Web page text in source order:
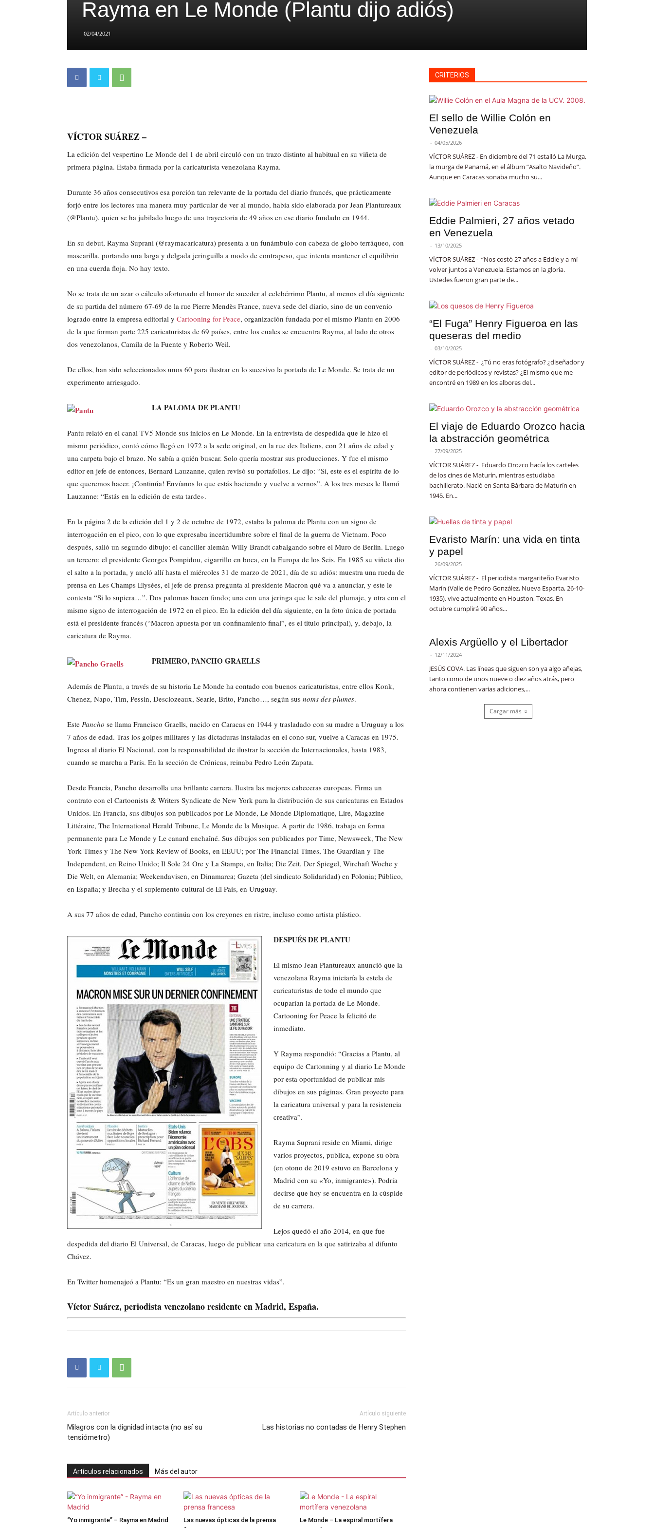
Rayma en Le Monde (Plantu dijo adiós)
02/04/2021
VÍCTOR SUÁREZ –
La edición del vespertino Le Monde del 1 de abril circuló con un trazo distinto al habitual en su viñeta de
primera página. Estaba firmada por la caricaturista venezolana Rayma.
Durante 36 años consecutivos esa porción tan relevante de la portada del diario francés, que prácticamente
forjó entre los lectores una manera muy particular de ver al mundo, había sido elaborada por Jean Plantureaux
(@Plantu), quien se ha jubilado luego de una trayectoria de 49 años en ese diario fundado en 1944.
En su debut, Rayma Suprani (@raymacaricatura) presenta a un funámbulo con cabeza de globo terráqueo, con
mascarilla, portando una larga y delgada jeringuilla a modo de contrapeso, que intenta mantener el equilibrio
en una cuerda floja. No hay texto.
No se trata de un azar o cálculo afortunado el honor de suceder al celebérrimo Plantu, al menos el día siguiente
de su partida del número 67-69 de la rue Pierre Mendès France, nueva sede del diario, sino de un convenio
logrado entre la empresa editorial y Cartooning for Peace, organización fundada por el mismo Plantu en 2006
de la que forman parte 225 caricaturistas de 69 países, entre los cuales se encuentra Rayma, al lado de otros
dos venezolanos, Camila de la Fuente y Roberto Weil.
De ellos, han sido seleccionados unos 60 para ilustrar en lo sucesivo la portada de Le Monde. Se trata de un
experimento arriesgado.
LA PALOMA DE PLANTU
Pantu relató en el canal TV5 Monde sus inicios en Le Monde. En la entrevista de despedida que le hizo el
mismo periódico, contó cómo llegó en 1972 a la sede original, en la rue des Italiens, con 21 años de edad y
una carpeta bajo el brazo. No sabía a quién buscar. Solo quería mostrar sus producciones. Y fue el mismo
editor en jefe de entonces, Bernard Lauzanne, quien revisó su portafolios. Le dijo: “Sí, este es el espíritu de lo
que queremos hacer. ¡Continúa! Envíanos lo que estás haciendo y vuelve a vernos”. A los tres meses le llamó
Lauzanne: “Estás en la edición de esta tarde».
En la página 2 de la edición del 1 y 2 de octubre de 1972, estaba la paloma de Plantu con un signo de
interrogación en el pico, con lo que expresaba incertidumbre sobre el final de la guerra de Vietnam. Poco
después, salió un segundo dibujo: el canciller alemán Willy Brandt cabalgando sobre el Muro de Berlín. Luego
un tercero: el presidente Georges Pompidou, cigarrillo en boca, en la Europa de los Seis. En 1985 su viñeta dio
el salto a la portada, y ancló allí hasta el miércoles 31 de marzo de 2021, día de su adiós: muestra una rueda de
prensa en Les Champs Elysées, el jefe de prensa pregunta al presidente Macron qué va a anunciar, y este le
contesta “Si lo supiera…”. Dos palomas hacen fondo; una con una jeringa que le sale del plumaje, y otra con el
mismo signo de interrogación de 1972 en el pico. En la edición del día siguiente, en la foto única de portada
está el presidente francés (“Macron apuesta por un confinamiento final”, es el título principal), y, debajo, la
caricatura de Rayma.
PRIMERO, PANCHO GRAELLS
Además de Plantu, a través de su historia Le Monde ha contado con buenos caricaturistas, entre ellos Konk,
Chenez, Napo, Tim, Pessin, Desclozeaux, Searle, Brito, Pancho…, según sus noms des plumes.
Este Pancho se llama Francisco Graells, nacido en Caracas en 1944 y trasladado con su madre a Uruguay a los
7 años de edad. Tras los golpes militares y las dictaduras instaladas en el cono sur, vuelve a Caracas en 1975.
Ingresa al diario El Nacional, con la responsabilidad de ilustrar la sección de Internacionales, hasta 1983,
cuando se marcha a París. En la sección de Crónicas, reinaba Pedro León Zapata.
Desde Francia, Pancho desarrolla una brillante carrera. Ilustra las mejores cabeceras europeas. Firma un
contrato con el Cartoonists & Writers Syndicate de New York para la distribución de sus caricaturas en Estados
Unidos. En Francia, sus dibujos son publicados por Le Monde, Le Monde Diplomatique, Lire, Magazine
Littéraire, The International Herald Tribune, Le Monde de la Musique. A partir de 1986, trabaja en forma
permanente para Le Monde y Le canard enchaîné. Sus dibujos son publicados por Time, Newsweek, The New
York Times y The New York Review of Books, en EEUU; por The Financial Times, The Guardian y The
Independent, en Reino Unido; Il Sole 24 Ore y La Stampa, en Italia; Die Zeit, Der Spiegel, Wirchaft Woche y
Die Welt, en Alemania; Weekendavisen, en Dinamarca; Gazeta (del sindicato Solidaridad) en Polonia; Público,
en España; y Brecha y el suplemento cultural de El País, en Uruguay.
A sus 77 años de edad, Pancho continúa con los creyones en ristre, incluso como artista plástico.
DESPUÉS DE PLANTU
El mismo Jean Plantureaux anunció que la
venezolana Rayma iniciaría la estela de
caricaturistas de todo el mundo que
ocuparían la portada de Le Monde.
Cartooning for Peace la felicitó de
inmediato.
Y Rayma respondió: “Gracias a Plantu, al
equipo de Cartonning y al diario Le Monde
por esta oportunidad de publicar mis
dibujos en sus páginas. Gran proyecto para
la caricatura universal y para la resistencia
creativa”.
Rayma Suprani reside en Miami, dirige
varios proyectos, publica, expone su obra
(en otono de 2019 estuvo en Barcelona y
Madrid con su «Yo, inmigrante»). Podría
decirse que hoy se encuentra en la cúspide
de su carrera.
Lejos quedó el año 2014, en que fue
despedida del diario El Universal, de Caracas, luego de publicar una caricatura en la que satirizaba al difunto
Chávez.
En Twitter homenajeó a Plantu: “Es un gran maestro en nuestras vidas”.
Víctor Suárez, periodista venezolano residente en Madrid, España.
Artículo anterior
Milagros con la dignidad intacta (no así su
tensiómetro)
Artículo siguiente
Las historias no contadas de Henry Stephen
Artículos relacionados Más del autor
“Yo inmigrante” – Rayma en Madrid
Las nuevas ópticas de la prensa
Le Monde – La espiral mortífera
CRITERIOS
El sello de Willie Colón en
Venezuela
- 04/05/2026
VÍCTOR SUÁREZ - En diciembre del 71 estalló La Murga,
la murga de Panamá, en el álbum “Asalto Navideño”.
Aunque en Caracas sonaba mucho su...
Eddie Palmieri, 27 años vetado
en Venezuela
- 13/10/2025
VÍCTOR SUÁREZ - “Nos costó 27 años a Eddie y a mí
volver juntos a Venezuela. Estamos en la gloria.
Ustedes fueron gran parte de...
“El Fuga” Henry Figueroa en las
queseras del medio
- 03/10/2025
VÍCTOR SUÁREZ - ¿Tú no eras fotógrafo? ¿diseñador y
editor de periódicos y revistas? ¿El mismo que me
encontré en 1989 en los albores del...
El viaje de Eduardo Orozco hacia
la abstracción geométrica
- 27/09/2025
VÍCTOR SUÁREZ - Eduardo Orozco hacía los carteles
de los cines de Maturín, mientras estudiaba
bachillerato. Nació en Santa Bárbara de Maturín en
1945. En...
Evaristo Marín: una vida en tinta
y papel
- 26/09/2025
VÍCTOR SUÁREZ - El periodista margariteño Evaristo
Marín (Valle de Pedro González, Nueva Esparta, 26-10-
1935), vive actualmente en Houston, Texas. En
octubre cumplirá 90 años...
Alexis Argüello y el Libertador
- 12/11/2024
JESÚS COVA. Las líneas que siguen son ya algo añejas,
tanto como de unos nueve o diez años atrás, pero
ahora contienen varias adiciones,...
Cargar más